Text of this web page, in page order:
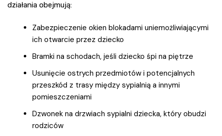
działania obejmują:
Zabezpieczenie okien blokadami uniemożliwiającymi
ich otwarcie przez dziecko
Bramki na schodach, jeśli dziecko śpi na piętrze
Usunięcie ostrych przedmiotów i potencjalnych
przeszkód z trasy między sypialnią a innymi
pomieszczeniami
Dzwonek na drzwiach sypialni dziecka, który obudzi
rodziców